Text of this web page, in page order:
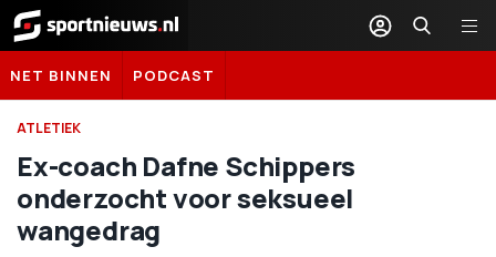
Sportnieuws.nl
NET BINNEN PODCAST
ATLETIEK
Ex-coach Dafne Schippers
onderzocht voor seksueel
wangedrag